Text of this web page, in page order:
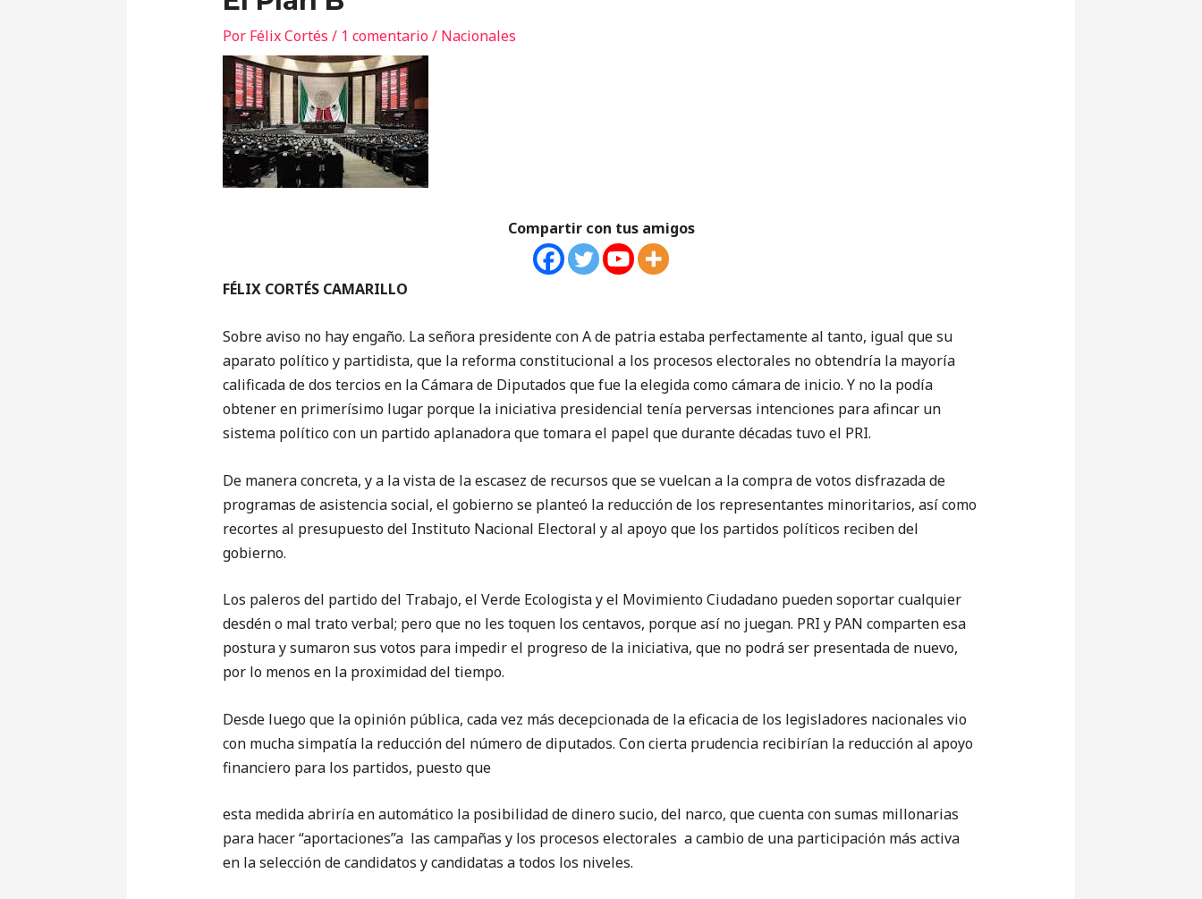
Por Félix Cortés / 1 comentario/ Nacionales
Compartir con tus amigos
FÉLIX CORTÉS CAMARILLO
Sobre aviso no hay engaño. La señora presidente con A de patria estaba perfectamente al tanto, igual que su
aparato político y partidista, que la reforma constitucional a los procesos electorales no obtendría la mayoría
calificada de dos tercios en la Cámara de Diputados que fue la elegida como cámara de inicio. Y no la podía
obtener en primerísimo lugar porque la iniciativa presidencial tenía perversas intenciones para afincar un
sistema político con un partido aplanadora que tomara el papel que durante décadas tuvo el PRI.
De manera concreta, y a la vista de la escasez de recursos que se vuelcan a la compra de votos disfrazada de
programas de asistencia social, el gobierno se planteó la reducción de los representantes minoritarios, así como
recortes al presupuesto del Instituto Nacional Electoral y al apoyo que los partidos políticos reciben del
gobierno.
Los paleros del partido del Trabajo, el Verde Ecologista y el Movimiento Ciudadano pueden soportar cualquier
desdén o mal trato verbal; pero que no les toquen los centavos, porque así no juegan. PRI y PAN comparten esa
postura y sumaron sus votos para impedir el progreso de la iniciativa, que no podrá ser presentada de nuevo,
por lo menos en la proximidad del tiempo.
Desde luego que la opinión pública, cada vez más decepcionada de la eficacia de los legisladores nacionales vio
con mucha simpatía la reducción del número de diputados. Con cierta prudencia recibirían la reducción al apoyo
financiero para los partidos, puesto que
esta medida abriría en automático la posibilidad de dinero sucio, del narco, que cuenta con sumas millonarias
para hacer “aportaciones”a las campañas y los procesos electorales a cambio de una participación más activa
en la selección de candidatos y candidatas a todos los niveles.